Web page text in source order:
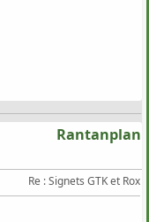
Rantanplan
Re : Signets GTK et Rox